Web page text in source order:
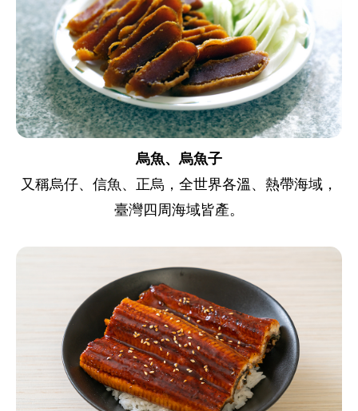
烏魚、烏魚子
又稱烏仔、信魚、正烏，全世界各溫、熱帶海域，
臺灣四周海域皆產。